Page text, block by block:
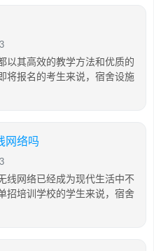
以其高效的教学方法和优质的
将报名的考生来说，宿舍设施
网络吗
线网络已经成为现代生活中不
招培训学校的学生来说，宿舍